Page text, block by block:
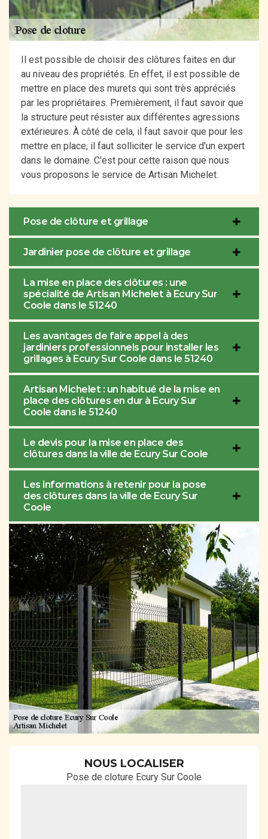
Il est possible de choisir des clôtures faites en dur
au niveau des propriétés. En effet, il est possible de
mettre en place des murets qui sont très appréciés
par les propriétaires. Premièrement, il faut savoir que
la structure peut résister aux différentes agressions
extérieures. À côté de cela, il faut savoir que pour les
mettre en place, il faut solliciter le service d'un expert
dans le domaine. C'est pour cette raison que nous
vous proposons le service de Artisan Michelet.
Pose de clôture et grillage
Jardinier pose de clôture et grillage
La mise en place des clôtures : une
spécialité de Artisan Michelet à Ecury Sur
Coole dans le 51240
Les avantages de faire appel à des
jardiniers professionnels pour installer les
grillages à Ecury Sur Coole dans le 51240
Artisan Michelet : un habitué de la mise en
place des clôtures en dur à Ecury Sur
Coole dans le 51240
Le devis pour la mise en place des
clôtures dans la ville de Ecury Sur Coole
Les informations à retenir pour la pose
des clôtures dans la ville de Ecury Sur
Coole
NOUS LOCALISER
Pose de cloture Ecury Sur Coole